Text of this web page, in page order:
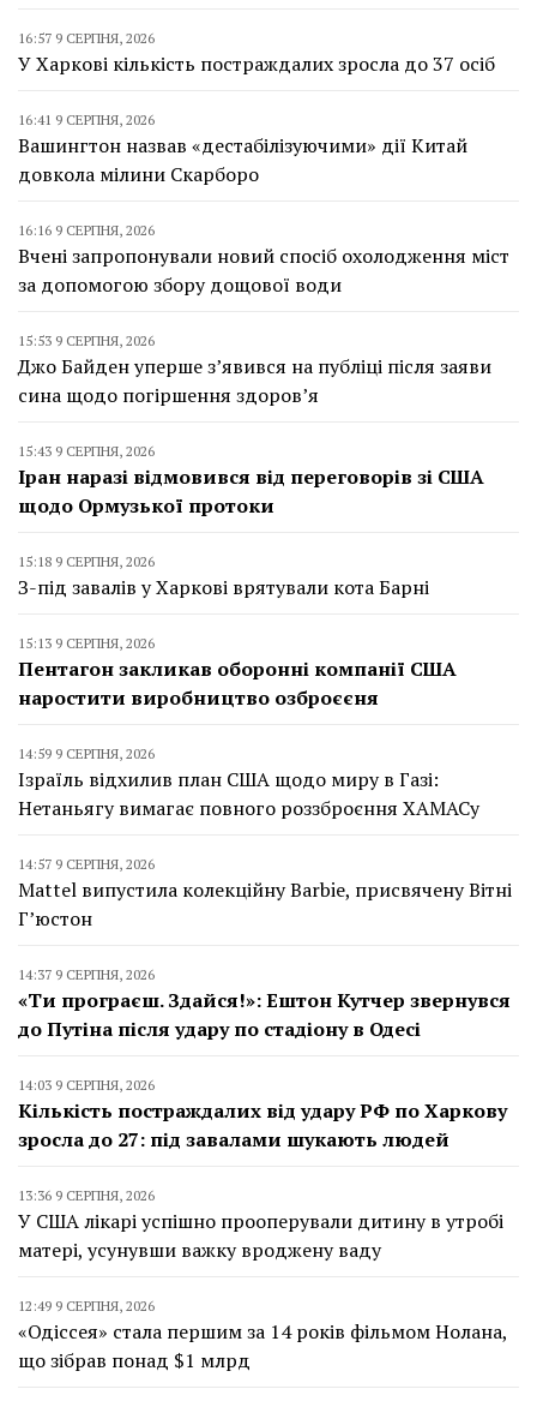
16:57 9 СЕРПНЯ, 2026
У Харкові кількість постраждалих зросла до 37 осіб
16:41 9 СЕРПНЯ, 2026
Вашингтон назвав «дестабілізуючими» дії Китай
довкола мілини Скарборо
16:16 9 СЕРПНЯ, 2026
Вчені запропонували новий спосіб охолодження міст
за допомогою збору дощової води
15:53 9 СЕРПНЯ, 2026
Джо Байден уперше з’явився на публіці після заяви
сина щодо погіршення здоров’я
15:43 9 СЕРПНЯ, 2026
Іран наразі відмовився від переговорів зі США
щодо Ормузької протоки
15:18 9 СЕРПНЯ, 2026
З-під завалів у Харкові врятували кота Барні
15:13 9 СЕРПНЯ, 2026
Пентагон закликав оборонні компанії США
наростити виробництво озброєєня
14:59 9 СЕРПНЯ, 2026
Ізраїль відхилив план США щодо миру в Газі:
Нетаньягу вимагає повного роззброєння ХАМАСу
14:57 9 СЕРПНЯ, 2026
Mattel випустила колекційну Barbie, присвячену Вітні
Г’юстон
14:37 9 СЕРПНЯ, 2026
«Ти програєш. Здайся!»: Ештон Кутчер звернувся
до Путіна після удару по стадіону в Одесі
14:03 9 СЕРПНЯ, 2026
Кількість постраждалих від удару РФ по Харкову
зросла до 27: під завалами шукають людей
13:36 9 СЕРПНЯ, 2026
У США лікарі успішно прооперували дитину в утробі
матері, усунувши важку вроджену ваду
12:49 9 СЕРПНЯ, 2026
«Одіссея» стала першим за 14 років фільмом Нолана,
що зібрав понад $1 млрд